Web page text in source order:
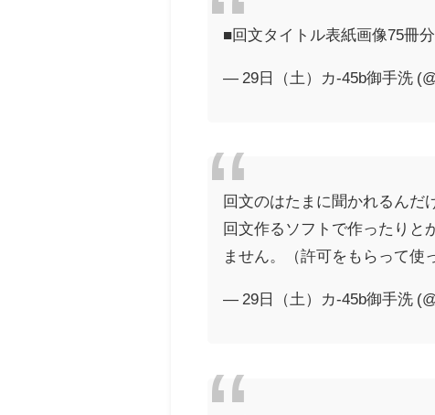
■回文タイトル表紙画像75冊
— 29日（土）カ-45b御手洗
回文のはたまに聞かれるんだ
回文作るソフトで作ったりと
ません。（許可をもらって使
— 29日（土）カ-45b御手洗